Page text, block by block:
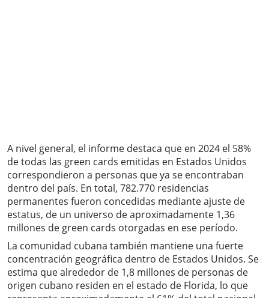
A nivel general, el informe destaca que en 2024 el 58%
de todas las green cards emitidas en Estados Unidos
correspondieron a personas que ya se encontraban
dentro del país. En total, 782.770 residencias
permanentes fueron concedidas mediante ajuste de
estatus, de un universo de aproximadamente 1,36
millones de green cards otorgadas en ese período.
La comunidad cubana también mantiene una fuerte
concentración geográfica dentro de Estados Unidos. Se
estima que alrededor de 1,8 millones de personas de
origen cubano residen en el estado de Florida, lo que